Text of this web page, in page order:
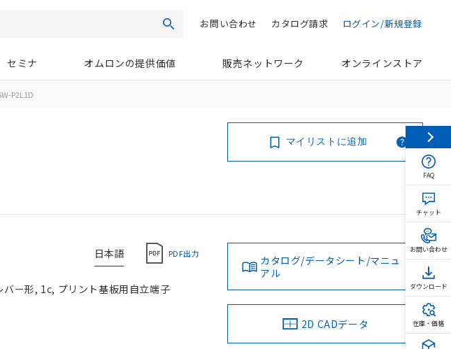
検索 ログイン/新規登録
カタログ請求
お問い合わせ
セミナ オムロンの提供価値 販売ネットワーク オンラインストア
P2L1D
マイリストに追加
日本語 PDF出力
ー形, 1c, プリント基板用自立端子
カタログ/データシート/マニュ
アル
2D CADデータ
FAQ
チャット
お問い合わせ
ダウンロード
在庫・価格